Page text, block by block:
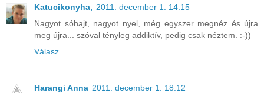
Katucikonyha, 2011. december 1. 14:15
Nagyot sóhajt, nagyot nyel, még egyszer megnéz és újra
meg újra... szóval tényleg addiktív, pedig csak néztem. :-))
Válasz
Harangi Anna 2011. december 1. 18:12